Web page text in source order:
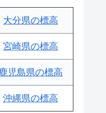
大分県の標高
宮崎県の標高
鹿児島県の標高
沖縄県の標高